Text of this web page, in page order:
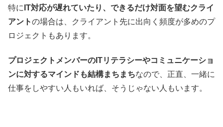
特に IT対応が遅れていたり、できるだけ対面を望むクライ
アントの場合は、クライアント先に出向く頻度が多めのプ
ロジェクトもあります。
プロジェクトメンバーのITリテラシーやコミュニケーショ
ンに対するマインドも結構まちまちなので、正直、一緒に
仕事をしやすい人もいれば、そうじゃない人もいます。